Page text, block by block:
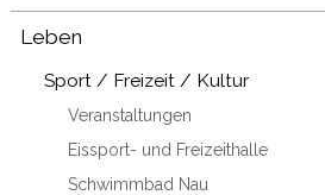
Leben
Sport / Freizeit / Kultur
Veranstaltungen
Eissport- und Freizeithalle
Schwimmbad Nau